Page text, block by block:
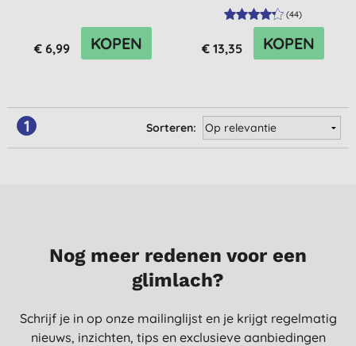
€ 6,99 KOPEN
(44)
€ 13,35 KOPEN
1 Sorteren:
Nog meer redenen voor een
glimlach?
Schrijf je in op onze mailinglijst en je krijgt regelmatig
nieuws, inzichten, tips en exclusieve aanbiedingen